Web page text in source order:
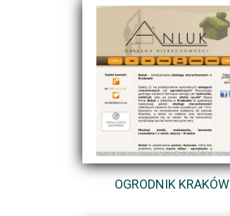
OGRODNIK KRAKÓW